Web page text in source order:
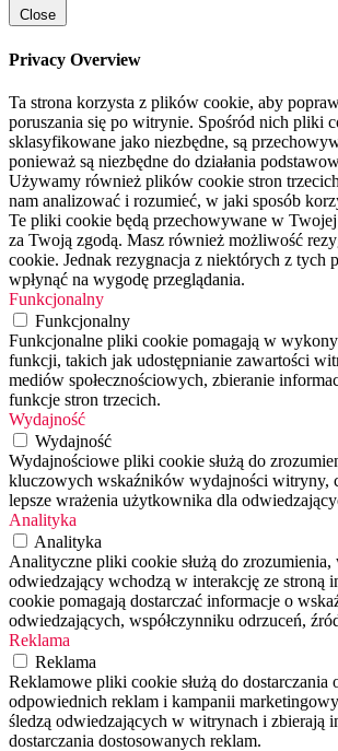
Close
Privacy Overview
Ta strona korzysta z plików cookie, aby
poruszania się po witrynie. Spośród nich pliki
sklasyfikowane jako niezbędne, są
ponieważ są niezbędne do działania
Używamy również plików cookie stron
nam analizować i rozumieć, w jaki sposób
Te pliki cookie będą przechowywane w
za Twoją zgodą. Masz również możliwość
cookie. Jednak rezygnacja z niektórych z tych
wpłynąć na wygodę przeglądania.
Funkcjonalny
Funkcjonalny
Funkcjonalne pliki cookie pomagają w
funkcji, takich jak udostępnianie zawartości
mediów społecznościowych, zbieranie
funkcje stron trzecich.
Wydajność
Wydajność
Wydajnościowe pliki cookie służą do
kluczowych wskaźników wydajności witryny,
lepsze wrażenia użytkownika dla
Analityka
Analityka
Analityczne pliki cookie służą do zrozumienia,
odwiedzający wchodzą w interakcję ze stroną
cookie pomagają dostarczać informacje o
odwiedzających, współczynniku odrzuceń,
Reklama
Reklama
Reklamowe pliki cookie służą do dostarczania
odpowiednich reklam i kampanii
śledzą odwiedzających w witrynach i zbierają
dostarczania dostosowanych reklam.